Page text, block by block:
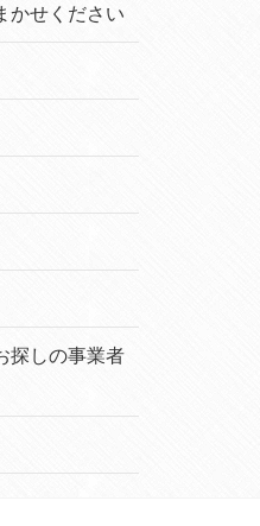
かせください
探しの事業者